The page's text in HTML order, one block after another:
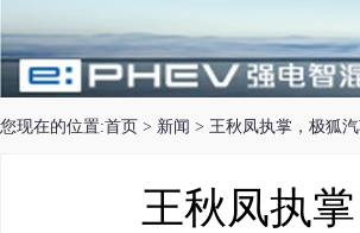
您现在的位置:首页 > 新闻 > 王秋凤执掌，极狐
王秋凤执